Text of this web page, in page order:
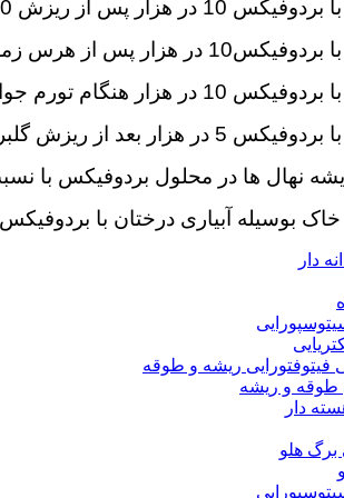
پس از ریزش 70 درصد برگ ها در پاییز
هزار پس از هرس زمستانه
هزار هنگام تورم جوانه ها
هزار بعد از ریزش گلبرگ ها
نهال ها در محلول بردوفیکس با نسبت 10 در
آبیاری درختان با بردوفیکس 10 در هزار و بیل زدن
دار
فیتوفتورایی ریشه و طوقه
و ریشه
دار
برگ هلو